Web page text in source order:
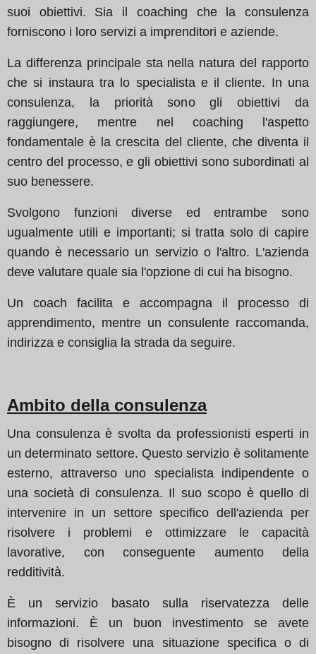
suoi obiettivi. Sia il coaching che la consulenza
forniscono i loro servizi a imprenditori e aziende.
La differenza principale sta nella natura del rapporto
che si instaura tra lo specialista e il cliente. In una
consulenza, la priorità sono gli obiettivi da
raggiungere, mentre nel coaching l'aspetto
fondamentale è la crescita del cliente, che diventa il
centro del processo, e gli obiettivi sono subordinati al
suo benessere.
Svolgono funzioni diverse ed entrambe sono
ugualmente utili e importanti; si tratta solo di capire
quando è necessario un servizio o l'altro. L'azienda
deve valutare quale sia l'opzione di cui ha bisogno.
Un coach facilita e accompagna il processo di
apprendimento, mentre un consulente raccomanda,
indirizza e consiglia la strada da seguire.
Ambito della consulenza
Una consulenza è svolta da professionisti esperti in
un determinato settore. Questo servizio è solitamente
esterno, attraverso uno specialista indipendente o
una società di consulenza. Il suo scopo è quello di
intervenire in un settore specifico dell'azienda per
risolvere i problemi e ottimizzare le capacità
lavorative, con conseguente aumento della
redditività.
È un servizio basato sulla riservatezza delle
informazioni. È un buon investimento se avete
bisogno di risolvere una situazione specifica o di